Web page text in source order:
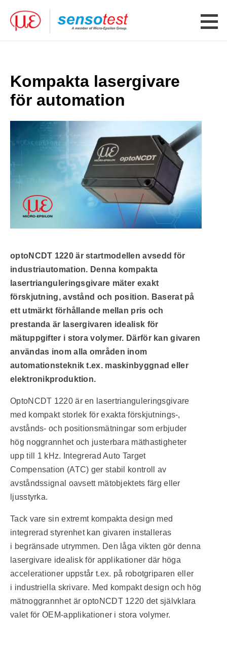
Kompakta lasergivare
för automation
optoNCDT 1220 är startmodellen avsedd för
industriautomation. Denna kompakta
lasertrianguleringsgivare mäter exakt
förskjutning, avstånd och position. Baserat på
ett utmärkt förhållande mellan pris och
prestanda är lasergivaren idealisk för
mätuppgifter i stora volymer. Därför kan givaren
användas inom alla områden inom
automationsteknik t.ex. maskinbyggnad eller
elektronikproduktion.
OptoNCDT 1220 är en lasertrianguleringsgivare
med kompakt storlek för exakta förskjutnings-,
avstånds- och positionsmätningar som erbjuder
hög noggrannhet och justerbara mäthastigheter
upp till 1 kHz. Integrerad Auto Target
Compensation (ATC) ger stabil kontroll av
avståndssignal oavsett mätobjektets färg eller
ljusstyrka.
Tack vare sin extremt kompakta design med
integrerad styrenhet kan givaren installeras
i begränsade utrymmen. Den låga vikten gör denna
lasergivare idealisk för applikationer där höga
accelerationer uppstår t.ex. på robotgriparen eller
i industriella skrivare. Med kompakt design och hög
mätnoggrannhet är optoNCDT 1220 det självklara
valet för OEM-applikationer i stora volymer.